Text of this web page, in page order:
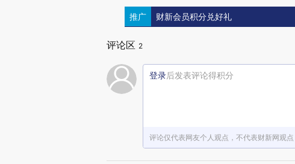
推广 财新会员积分兑好礼
评论区 2
登录后发表评论得积分
评论仅代表网友个人观点，不代表财新网观点